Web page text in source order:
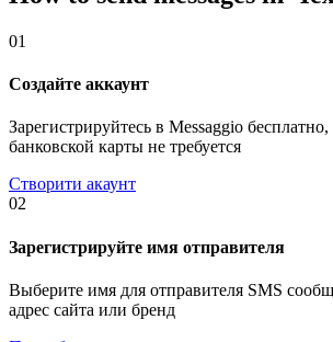
01
Создайте аккаунт
Зарегистрируйтесь в Messaggio бесплатно,
банковской карты не требуется
Створити акаунт
02
Зарегистрируйте имя отправителя
Выберите имя для отправителя SMS
адрес сайта или бренд